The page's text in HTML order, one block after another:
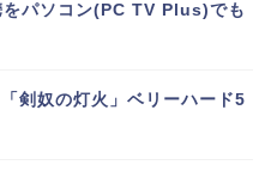
パソコン(PC TV Plus)でも
剣奴の灯火」ベリーハード5